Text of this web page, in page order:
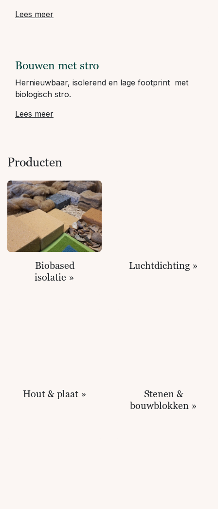
Lees meer
Bouwen met stro
Hernieuwbaar, isolerend en lage footprint met
biologisch stro.
Lees meer
Producten
Biobased
isolatie »
Luchtdichting »
Hout & plaat »
Stenen &
bouwblokken »